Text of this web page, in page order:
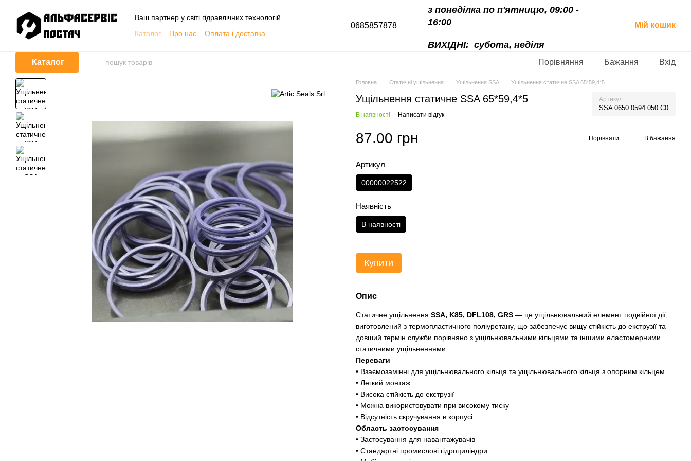
Ваш партнер у світі гідравлічних технологій
Каталог
Про нас
Оплата і доставка
Корисна інформація, Каталоги
0685857878
з понеділка по п'ятницю, 09:00 -
16:00
ВИХІДНІ: субота, неділя
Мій кошик
Каталог Порівняння Бажання Вхід
Головна Статичні ущільнення Ущільнення SSA Ущільнення статичне SSA 65*59,4*5
Ущільнення статичне SSA 65*59,4*5 Артикул
SSA 0650 0594 050 C0
В наявності Написати відгук
87.00 грн Порівняти В бажання
Артикул
00000022522
Наявність
В наявності
Купити
Опис
Статичне ущільнення SSA, K85, DFL108, GRS — це ущільнювальний елемент подвійної дії,
виготовлений з термопластичного поліуретану, що забезпечує вищу стійкість до екструзії та
довший термін служби порівняно з ущільнювальними кільцями та іншими еластомерними
статичними ущільненнями.
Переваги
• Взаємозамінні для ущільнювального кільця та ущільнювального кільця з опорним кільцем
• Легкий монтаж
• Висока стійкість до екструзії
• Можна використовувати при високому тиску
• Відсутність скручування в корпусі
Область застосування
• Застосування для навантажувачів
• Стандартні промислові гідроциліндри